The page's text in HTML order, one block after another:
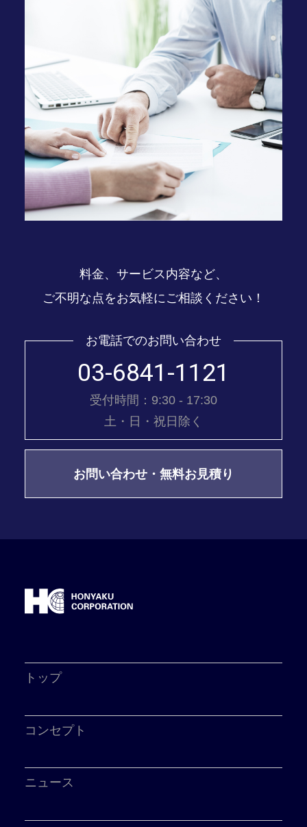
料金、サービス内容など、
ご不明な点をお気軽にご相談ください！
お電話でのお問い合わせ
03-6841-1121
受付時間：9:30 - 17:30
土・日・祝日除く
お問い合わせ・無料お見積り
トップ
コンセプト
ニュース